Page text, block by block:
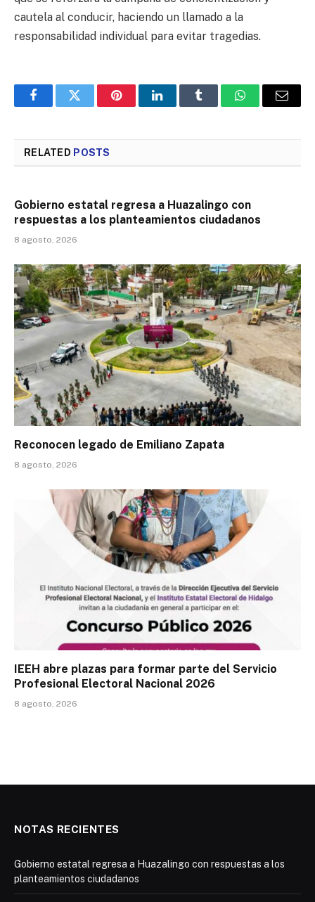
cautela al conducir, haciendo un llamado a la
responsabilidad individual para evitar tragedias.
FacebookTwitter PinterestLinkedInTumblr WhatsAppEmail
RELATED POSTS
Gobierno estatal regresa a Huazalingo con
respuestas a los planteamientos ciudadanos
8 agosto, 2026
Reconocen legado de Emiliano Zapata
8 agosto, 2026
IEEH abre plazas para formar parte del Servicio
Profesional Electoral Nacional 2026
8 agosto, 2026
NOTAS RECIENTES
Gobierno estatal regresa a Huazalingo con respuestas a los
planteamientos ciudadanos